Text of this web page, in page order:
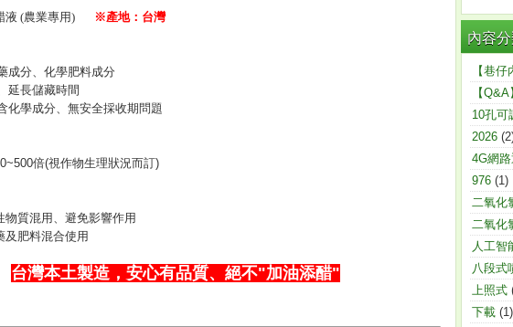
液 (農業專用) ※產地：台灣
成分、化學肥料成分
延長儲藏時間
化學成分、無安全採收期問題
倍(視作物生理狀況而訂)
質混用、避免影響作用
肥料混合使用
台灣本土製造，安心有品質、絕不"加油添醋"
內容
【巷仔
【Q&A
10孔可
2026
4G網
976 (1)
二氧化
二氧化
人工智
八段式
上照式
下載 (1)